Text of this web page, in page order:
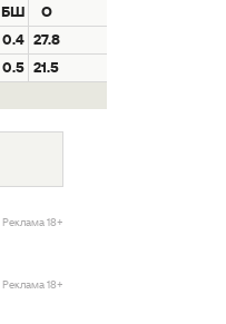
БШ
О
0.4 27.8
0.5 21.5
Реклама 18+
Реклама 18+